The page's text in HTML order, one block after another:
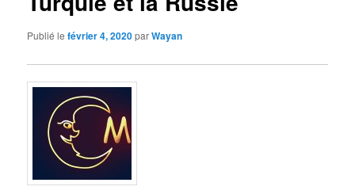
Publié lefévrier 4, 2020parWayan